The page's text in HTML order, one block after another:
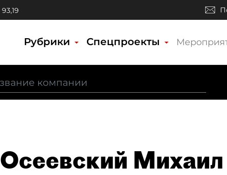
93,19
Рубрики Спецпроекты
Осеевский